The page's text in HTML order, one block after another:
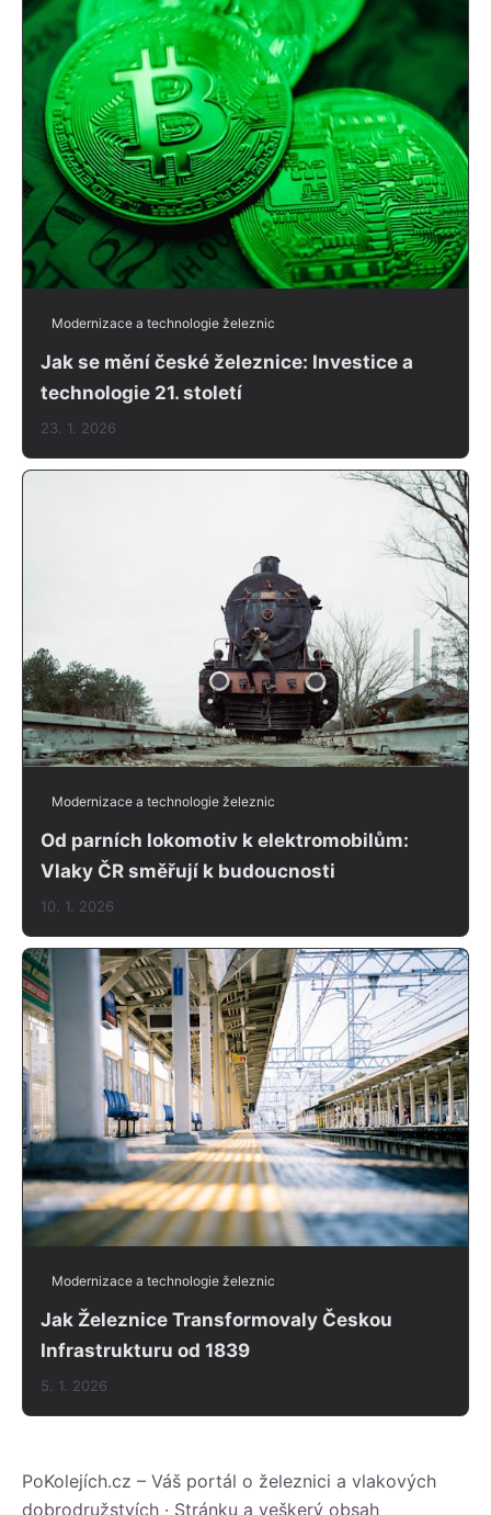
Modernizace a technologie železnic
Jak se mění české železnice: Investice a
technologie 21. století
23. 1. 2026
Modernizace a technologie železnic
Od parních lokomotiv k elektromobilům:
Vlaky ČR směřují k budoucnosti
10. 1. 2026
Modernizace a technologie železnic
Jak Železnice Transformovaly Českou
Infrastrukturu od 1839
5. 1. 2026
PoKolejích.cz – Váš portál o železnici a vlakových
dobrodružstvích · Stránku a veškerý obsah